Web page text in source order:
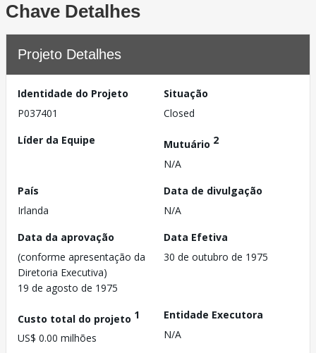
Chave Detalhes
Projeto Detalhes
Identidade do Projeto
P037401
Situação
Closed
Líder da Equipe
Mutuário 2
N/A
País
Irlanda
Data de divulgação
N/A
Data da aprovação
(conforme apresentação da
Diretoria Executiva)
19 de agosto de 1975
Data Efetiva
30 de outubro de 1975
Custo total do projeto 1
US$ 0.00 milhões
Entidade Executora
N/A